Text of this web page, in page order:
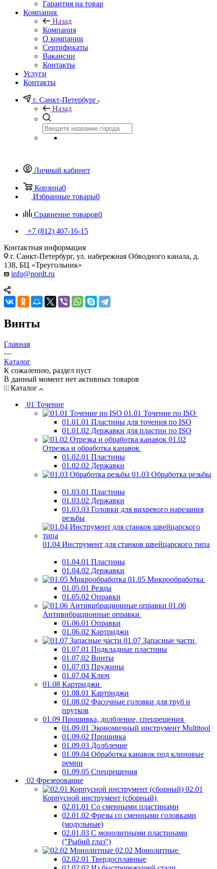
Гарантия на товар
Компания
Назад
Компания
О компании
Сертификаты
Вакансии
Контакты
Услуги
Контакты
г. Санкт-Петербург
Назад
Личный кабинет
Корзина0
Избранные товары0
Сравнение товаров0
+7 (812) 407-16-15
Контактная информация
г. Санкт-Петербург, ул. набережная Обводного канала, д.
138, БЦ «Треугольник»
info@nordt.ru
Винты
Главная
—
Каталог
К сожалению, раздел пуст
В данный момент нет активных товаров
Каталог
01 Точение
01.01 Точение по ISO
01.01.01 Пластины для точения по ISO
01.01.02 Державки для пластин по ISO
01.02
Отрезка и обработка канавок
01.02.01 Пластины
01.02.02 Державки
01.03 Обработка резьбы
01.03.01 Пластины
01.03.02 Державки
01.03.03 Головки для вихревого нарезания
резьбы
01.04 Инструмент для станков швейцарского типа
01.04.01 Пластины
01.04.02 Державки
01.05 Микрообработка
01.05.01 Резцы
01.05.02 Оправки
01.06
Антивибрационные оправки
01.06.01 Оправки
01.06.02 Картриджи
01.07 Запасные части
01.07.01 Подкладные пластины
01.07.02 Винты
01.07.03 Пружины
01.07.04 Ключ
01.08 Картриджи
01.08.01 Картриджи
01.08.02 Фасочные головки для труб и
прутков
01.09 Прошивка, долбление, спецрешения
01.09.01 Экономичный инструмент Multitool
01.09.02 Прошивка
01.09.03 Долбление
01.09.04 Обработка канавок под клиновые
ремни
01.09.05 Спецрешения
02 Фрезерование
02.01
Корпусной инструмент (сборный)
02.01.01 Со сменными пластинами
02.01.02 Фрезы со сменными головками
(модульные)
02.01.03 С монолитными пластинами
("Рыбий глаз")
02.02 Монолитные
02.02.01 Твердосплавные